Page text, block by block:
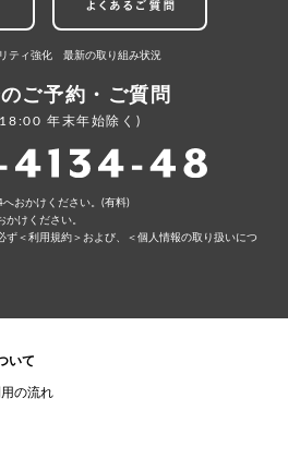
ティ強化 最新の取り組み状況
ご予約・ご質問
年末年始除く)
おかけください。(有料)
かけください。
ず ＜利⽤規約＞ および、
＜個⼈情報の取り扱いにつ
いて
用の流れ